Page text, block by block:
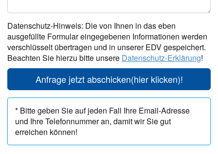
Datenschutz-Hinweis: Die von Ihnen in das eben
ausgefüllte Formular eingegebenen Informationen werden
verschlüsselt übertragen und in unserer EDV gespeichert.
Beachten Sie hierzu bitte unsere Datenschutz-Erklärung!
Anfrage jetzt abschicken(hier klicken)!
* Bitte geben Sie auf jeden Fall Ihre Email-Adresse
und Ihre Telefonnummer an, damit wir Sie gut
erreichen können!